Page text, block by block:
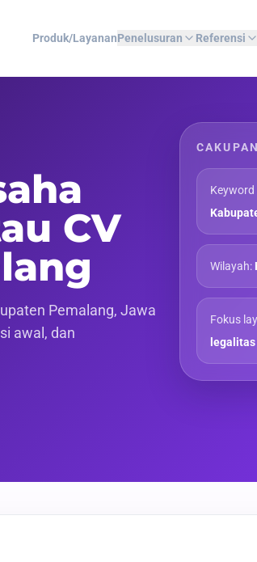
Produk/LayananPenelusuran Referensi
CV
Pemalang, Jawa
awal, dan
Wilayah:
Fokus